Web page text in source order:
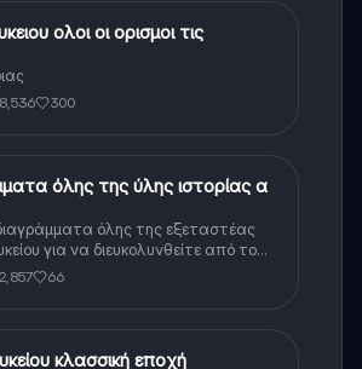
ολοι οι ορισμοι τις
300
όλης της ύλης ιστορίας α
όλης της εξεταστέας
για να διευκολυνθείτε από το
του βιβλίου
66
κλασσική εποχή